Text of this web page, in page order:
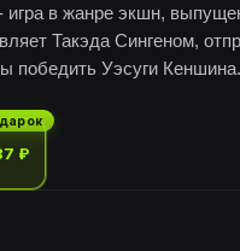
в жанре экшн,
Такэда Сингеном,
победить Уэсуги
другие предметы,
военачальников.Серия
классических
настройки игры,
могут соревноваться
₽